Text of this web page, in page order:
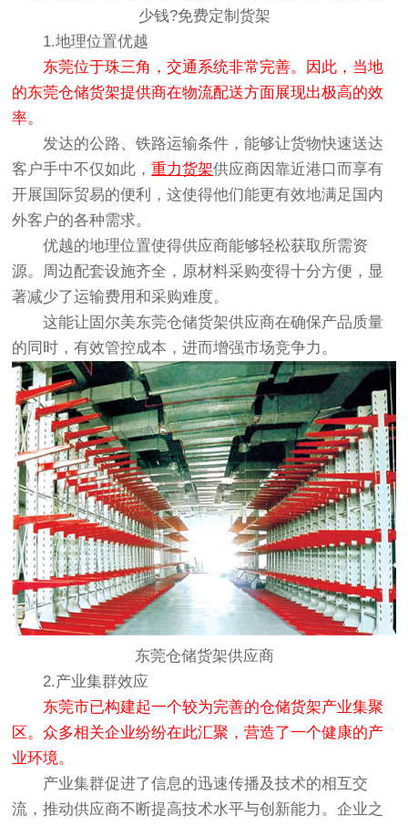
少钱?免费定制货架
1.地理位置优越
东莞位于珠三角，交通系统非常完善。因此，当地
的东莞仓储货架提供商在物流配送方面展现出极高的效
率。
发达的公路、铁路运输条件，能够让货物快速送达
客户手中不仅如此，重力货架供应商因靠近港口而享有
开展国际贸易的便利，这使得他们能更有效地满足国内
外客户的各种需求。
优越的地理位置使得供应商能够轻松获取所需资
源。周边配套设施齐全，原材料采购变得十分方便，显
著减少了运输费用和采购难度。
这能让固尔美东莞仓储货架供应商在确保产品质量
的同时，有效管控成本，进而增强市场竞争力。
东莞仓储货架供应商
2.产业集群效应
东莞市已构建起一个较为完善的仓储货架产业集聚
区。众多相关企业纷纷在此汇聚，营造了一个健康的产
业环境。
产业集群促进了信息的迅速传播及技术的相互交
流，推动供应商不断提高技术水平与创新能力。企业之